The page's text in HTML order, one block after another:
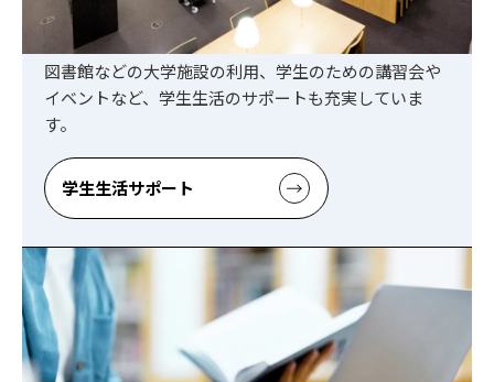
学生生活サポート
図書館などの大学施設の利用、学生のための講習会や
イベントなど、学生生活のサポートも充実していま
す。
学生生活サポート